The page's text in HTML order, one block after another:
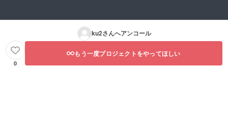
ku2さんへアンコール
0
もう一度プロジェクトをやってほしい